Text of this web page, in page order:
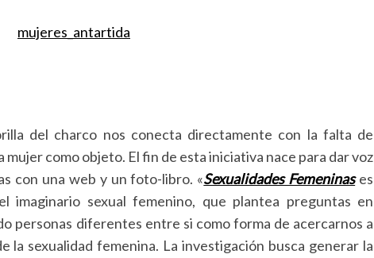
del charco nos conecta directamente con la falta de
mujer como objeto. El fin de esta iniciativa nace para dar voz
con una web y un foto-libro. «Sexualidades Femeninases
imaginario sexual femenino, que plantea preguntas en
personas diferentes entre si como forma de acercarnos a
la sexualidad femenina. La investigación busca generar la